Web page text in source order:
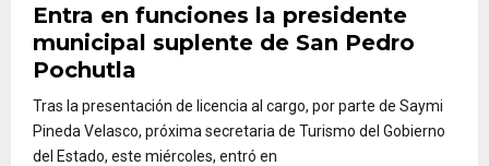
Entra en funciones la presidente
municipal suplente de San Pedro
Pochutla
Tras la presentación de licencia al cargo, por parte de Saymi
Pineda Velasco, próxima secretaria de Turismo del Gobierno
del Estado, este miércoles, entró en